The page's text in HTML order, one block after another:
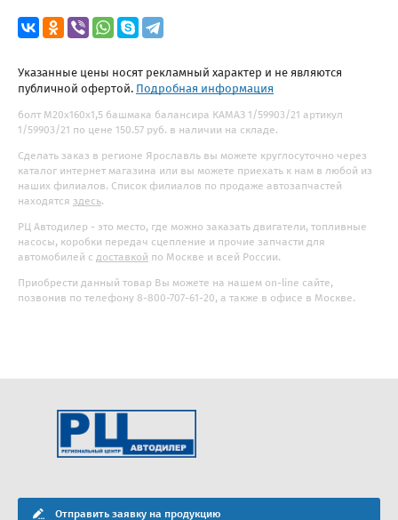
Указанные цены носят рекламный характер и не являются
публичной офертой. Подробная информация
болт М20х160х1,5 башмака балансира КАМАЗ 1/59903/21 артикул
1/59903/21 по цене 150.57 руб. в наличии на складе.
Сделать заказ в регионе Ярославль вы можете круглосуточно через
каталог интернет магазина или вы можете приехать к нам в любой из
наших филиалов. Список филиалов по продаже автозапчастей
находятся здесь.
РЦ Автодилер - это место, где можно заказать двигатели, топливные
насосы, коробки передач сцепление и прочие запчасти для
автомобилей с доставкой по Москве и всей России.
Приобрести данный товар Вы можете на нашем on-line сайте,
позвонив по телефону 8-800-707-61-20, а также в офисе в Москве.
Отправить заявку на продукцию